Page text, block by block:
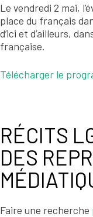
Le vendredi 2 mai,
place du français
d’ici et d’ailleurs,
française.
Télécharger le
RÉCITS
DES
Faire une recherche